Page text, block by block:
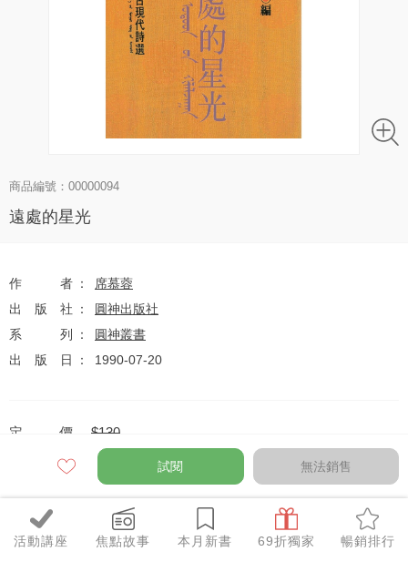
活動講座 焦點故事 本月新書 69折獨家 暢銷排行
商品編號：00000094
遠處的星光
作者
席慕蓉
出版社
圓神出版社
系列
圓神叢書
出版日
1990-07-20
定價 $130
優惠價 $103元
全網任10件75折（獨家及特惠品除外）
試閱 無法銷售